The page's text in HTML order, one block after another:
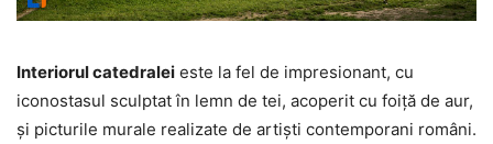
Interiorul catedralei este la fel de impresionant, cu
iconostasul sculptat în lemn de tei, acoperit cu foiță de aur,
și picturile murale realizate de artiști contemporani români.